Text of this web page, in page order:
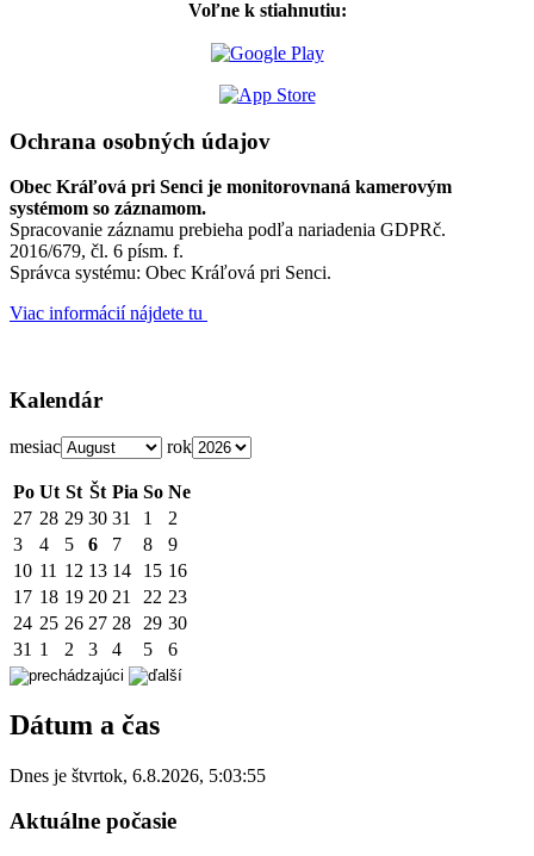
Voľne k stiahnutiu:
Ochrana osobných údajov
Obec Kráľová pri Senci je monitorovnaná kamerovým
systémom so záznamom.
Spracovanie záznamu prebieha podľa nariadenia GDPRč.
2016/679, čl. 6 písm. f.
Správca systému: Obec Kráľová pri Senci.
Viac informácií nájdete tu
Kalendár
mesiac rok
Po Ut St Št Pia So Ne
27 28 29 30 31 1
2
3
4 5 6 7 8
9
10 11 12 13 14 15 16
17 18 19 20 21 22 23
24 25 26 27 28 29 30
31 1 2 3 4 5 6
Dátum a čas
Dnes je štvrtok, 6.8.2026, 5:03:55
Aktuálne počasie